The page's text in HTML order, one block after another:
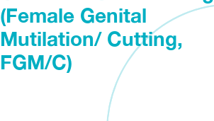
(Female Genital
Mutilation/ Cutting,
FGM/C)